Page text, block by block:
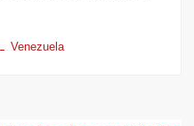
Venezuela